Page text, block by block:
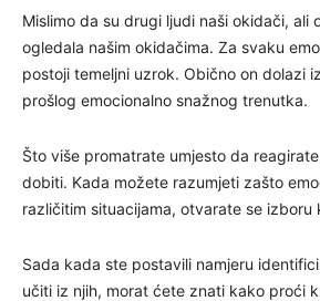
Mislimo da su drugi ljudi naši okidači, ali
ogledala našim okidačima. Za svaku
postoji temeljni uzrok. Obično on dolazi
prošlog emocionalno snažnog trenutka.
Što više promatrate umjesto da
dobiti. Kada možete razumjeti zašto
različitim situacijama, otvarate se izboru
Sada kada ste postavili namjeru
učiti iz njih, morat ćete znati kako proći